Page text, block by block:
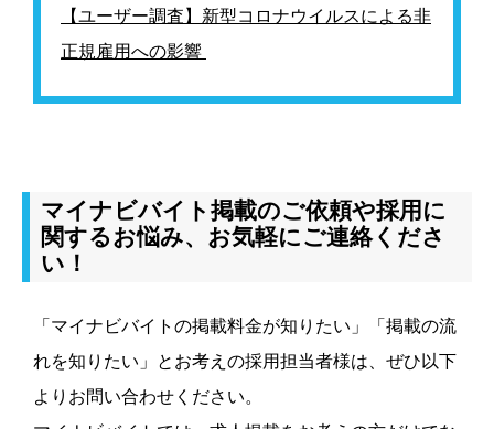
【ユーザー調査】新型コロナウイルスによる非
正規雇用への影響
マイナビバイト掲載のご依頼や採用に
関するお悩み、お気軽にご連絡くださ
い！
「マイナビバイトの掲載料金が知りたい」「掲載の流
れを知りたい」とお考えの採用担当者様は、ぜひ以下
よりお問い合わせください。